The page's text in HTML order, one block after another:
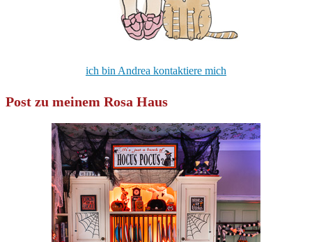
ich bin Andrea kontaktiere mich
Post zu meinem Rosa Haus